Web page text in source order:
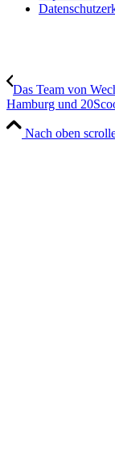
Das Team von
Hamburg und
Nach oben